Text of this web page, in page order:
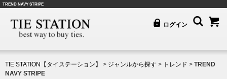
TREND NAVY STRIPE
ログイン
TIE STATION【タイステーション】 > ジャンルから探す > トレンド > TREND
NAVY STRIPE